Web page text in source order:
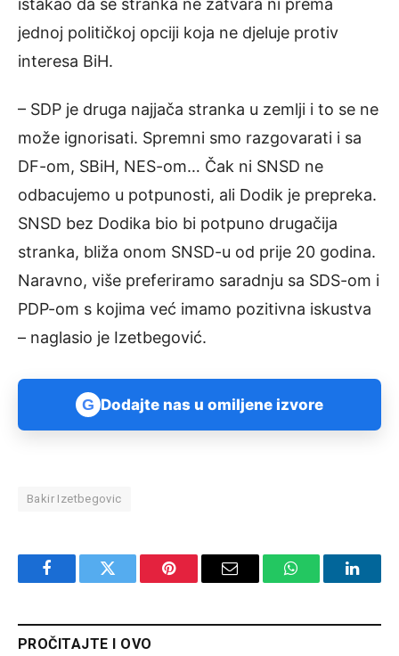
istakao da se stranka ne zatvara ni prema
jednoj političkoj opciji koja ne djeluje protiv
interesa BiH.
– SDP je druga najjača stranka u zemlji i to se ne
može ignorisati. Spremni smo razgovarati i sa
DF-om, SBiH, NES-om… Čak ni SNSD ne
odbacujemo u potpunosti, ali Dodik je prepreka.
SNSD bez Dodika bio bi potpuno drugačija
stranka, bliža onom SNSD-u od prije 20 godina.
Naravno, više preferiramo saradnju sa SDS-om i
PDP-om s kojima već imamo pozitivna iskustva
– naglasio je Izetbegović.
G Dodajte nas u omiljene izvore
Bakir Izetbegovic
FacebookTwitter Pinterest Email WhatsApp
PROČITAJTE I OVO